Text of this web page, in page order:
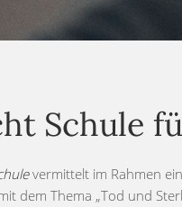
Schule
vermittelt im Rahmen
dem Thema „Tod und